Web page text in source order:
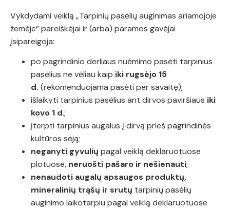
Vykdydami veiklą „Tarpinių pasėlių auginimas ariamojoje
žemėje“ pareiškėjai ir (arba) paramos gavėjai
įsipareigoja:
po pagrindinio derliaus nuėmimo pasėti tarpinius
pasėlius ne vėliau kaip iki rugsėjo 15
d. (rekomenduojama pasėti per savaitę);
išlaikyti tarpinius pasėlius ant dirvos paviršiaus iki
kovo 1 d.;
įterpti tarpinius augalus į dirvą prieš pagrindinės
kultūros sėją;
neganyti gyvulių pagal veiklą deklaruotuose
plotuose, neruošti pašaro ir nešienauti;
nenaudoti augalų apsaugos produktų,
mineralinių trąšų ir srutų tarpinių pasėlių
auginimo laikotarpiu pagal veiklą deklaruotuose